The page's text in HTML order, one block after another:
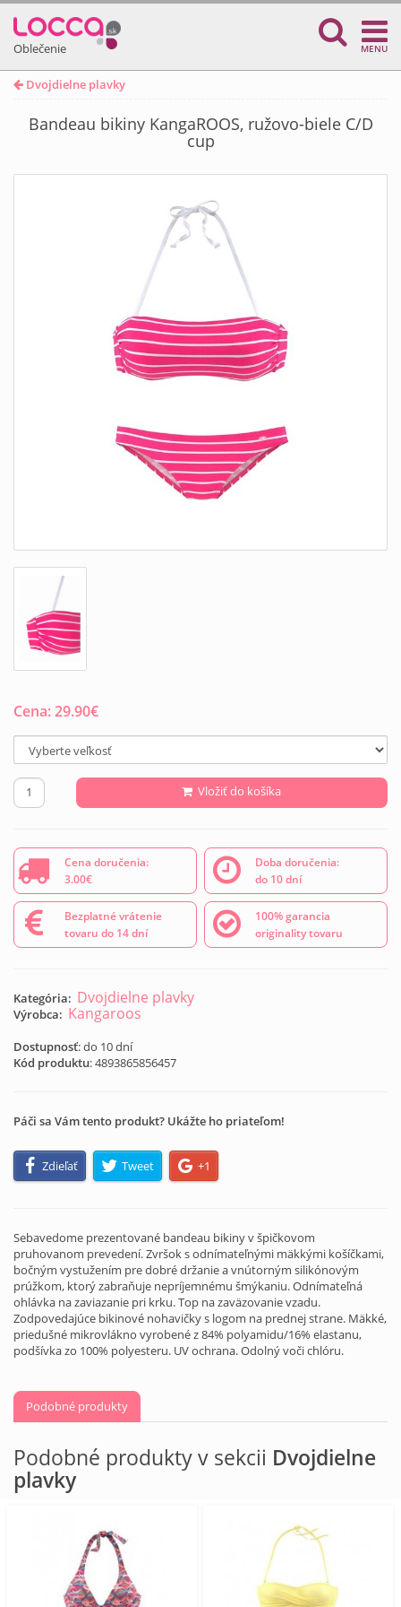
Oblečenie MENU
Dvojdielne plavky
Bandeau bikiny KangaROOS, ružovo-biele C/D
cup
Cena:29.90€
Vložiť do košíka
Cena doručenia:
3.00€
Doba doručenia:
do 10 dní
Bezplatné vrátenie
tovaru do 14 dní
100% garancia
originality tovaru
Kategória: Dvojdielne plavky
Výrobca: Kangaroos
Dostupnosť: do 10 dní
Kód produktu:4893865856457
Páči sa Vám tento produkt? Ukážte ho priateľom!
Zdieľať Tweet +1
Sebavedome prezentované bandeau bikiny v špičkovom
pruhovanom prevedení. Zvršok s odnímateľnými mäkkými košíčkami,
bočným vystužením pre dobré držanie a vnútorným silikónovým
prúžkom, ktorý zabraňuje nepríjemnému šmýkaniu. Odnímateľná
ohlávka na zaviazanie pri krku. Top na zaväzovanie vzadu.
Zodpovedajúce bikinové nohavičky s logom na prednej strane. Mäkké,
priedušné mikrovlákno vyrobené z 84% polyamidu/16% elastanu,
podšívka zo 100% polyesteru. UV ochrana. Odolný voči chlóru.
Podobné produkty
Podobné produkty v sekcii Dvojdielne
plavky